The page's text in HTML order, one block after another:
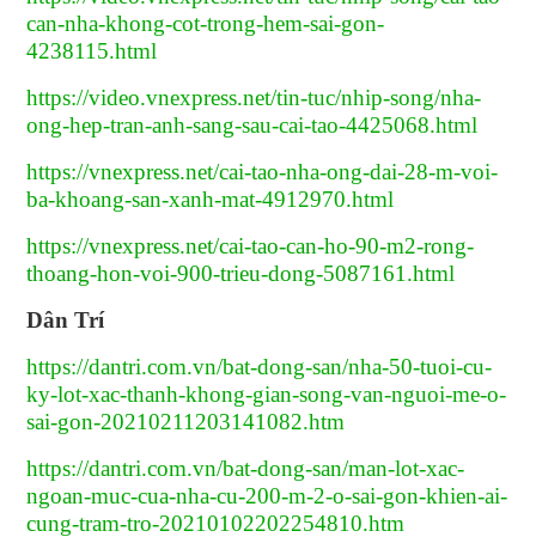
can-nha-khong-cot-trong-hem-sai-gon-
4238115.html
https://video.vnexpress.net/tin-tuc/nhip-song/nha-
ong-hep-tran-anh-sang-sau-cai-tao-4425068.html
https://vnexpress.net/cai-tao-nha-ong-dai-28-m-voi-
ba-khoang-san-xanh-mat-4912970.html
https://vnexpress.net/cai-tao-can-ho-90-m2-rong-
thoang-hon-voi-900-trieu-dong-5087161.html
Dân Trí
https://dantri.com.vn/bat-dong-san/nha-50-tuoi-cu-
ky-lot-xac-thanh-khong-gian-song-van-nguoi-me-o-
sai-gon-20210211203141082.htm
https://dantri.com.vn/bat-dong-san/man-lot-xac-
ngoan-muc-cua-nha-cu-200-m-2-o-sai-gon-khien-ai-
cung-tram-tro-20210102202254810.htm